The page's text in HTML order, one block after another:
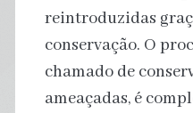
reintroduzidas
conservação. O
chamado de
ameaçadas, é